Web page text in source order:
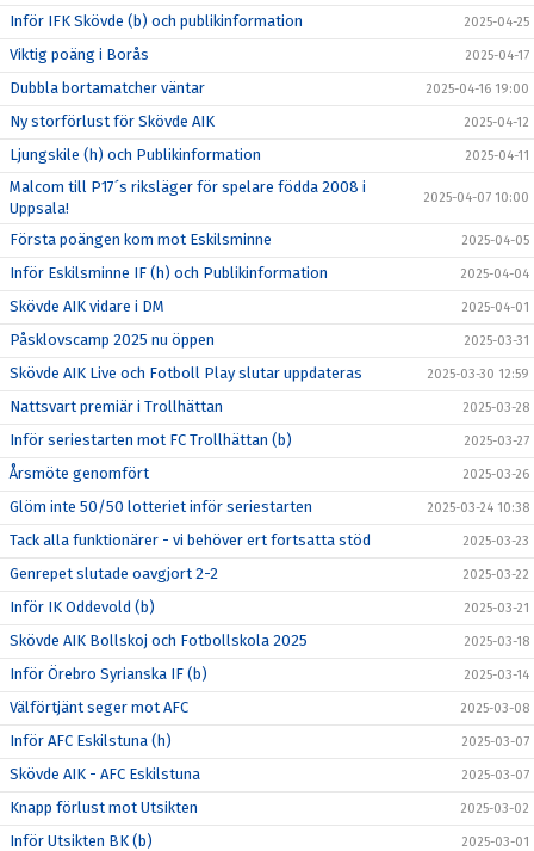
Inför IFK Skövde (b) och publikinformation 2025-04-25
Viktig poäng i Borås 2025-04-17
Dubbla bortamatcher väntar 2025-04-16 19:00
Ny storförlust för Skövde AIK 2025-04-12
Ljungskile (h) och Publikinformation 2025-04-11
Malcom till P17´s riksläger för spelare födda 2008 i
Uppsala!
2025-04-07 10:00
Första poängen kom mot Eskilsminne 2025-04-05
Inför Eskilsminne IF (h) och Publikinformation 2025-04-04
Skövde AIK vidare i DM 2025-04-01
Påsklovscamp 2025 nu öppen 2025-03-31
Skövde AIK Live och Fotboll Play slutar uppdateras 2025-03-30 12:59
Nattsvart premiär i Trollhättan 2025-03-28
Inför seriestarten mot FC Trollhättan (b) 2025-03-27
Årsmöte genomfört 2025-03-26
Glöm inte 50/50 lotteriet inför seriestarten 2025-03-24 10:38
Tack alla funktionärer - vi behöver ert fortsatta stöd 2025-03-23
Genrepet slutade oavgjort 2-2 2025-03-22
Inför IK Oddevold (b) 2025-03-21
Skövde AIK Bollskoj och Fotbollskola 2025 2025-03-18
Inför Örebro Syrianska IF (b) 2025-03-14
Välförtjänt seger mot AFC 2025-03-08
Inför AFC Eskilstuna (h) 2025-03-07
Skövde AIK - AFC Eskilstuna 2025-03-07
Knapp förlust mot Utsikten 2025-03-02
Inför Utsikten BK (b) 2025-03-01